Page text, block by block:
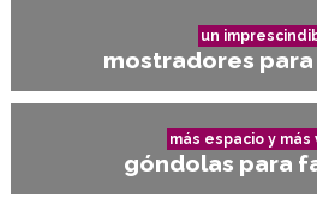
un
mostradores
más espacio y
góndolas para